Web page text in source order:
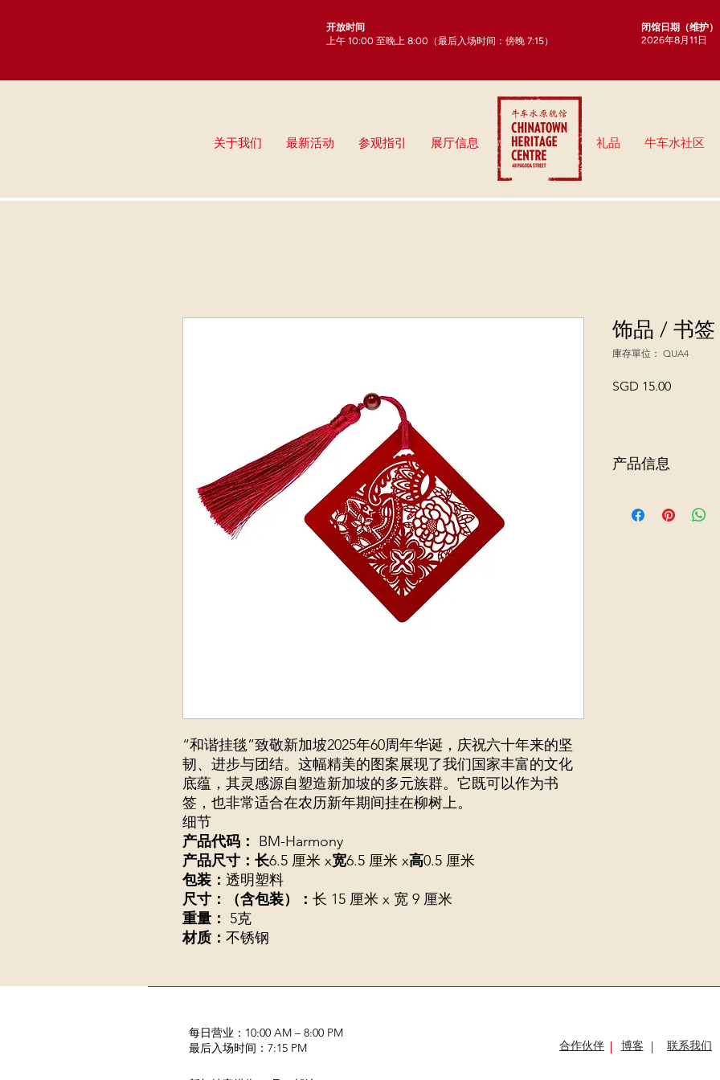
开放时间
上午 10:00 至晚上 8:00（最后入场时间：傍晚 7:15）
闭馆日期（维护）
2026年8月11日
礼品 牛车水社区
关于我们 最新活动 参观指引 展厅信息
“和谐挂毯”致敬新加坡2025年60周年华诞，庆祝六十年来的坚
韧、进步与团结。这幅精美的图案展现了我们国家丰富的文化
底蕴，其灵感源自塑造新加坡的多元族群。它既可以作为书
签，也非常适合在农历新年期间挂在柳树上。
细节
产品代码： BM-Harmony
产品尺寸： 长6.5 厘米 x宽6.5 厘米 x高0.5 厘米
包装： 透明塑料
尺寸：（含包装）： 长 15 厘米 x 宽 9 厘米
重量： 5克
材质： 不锈钢
饰品 / 书
庫存單位： QUA4
SGD 15.00價
产品信息
的坚韧、进步与团
每日营业：10:00 AM – 8:00 PM
​最后入场时间：7:15 PM
合作伙伴 博客 联系我们